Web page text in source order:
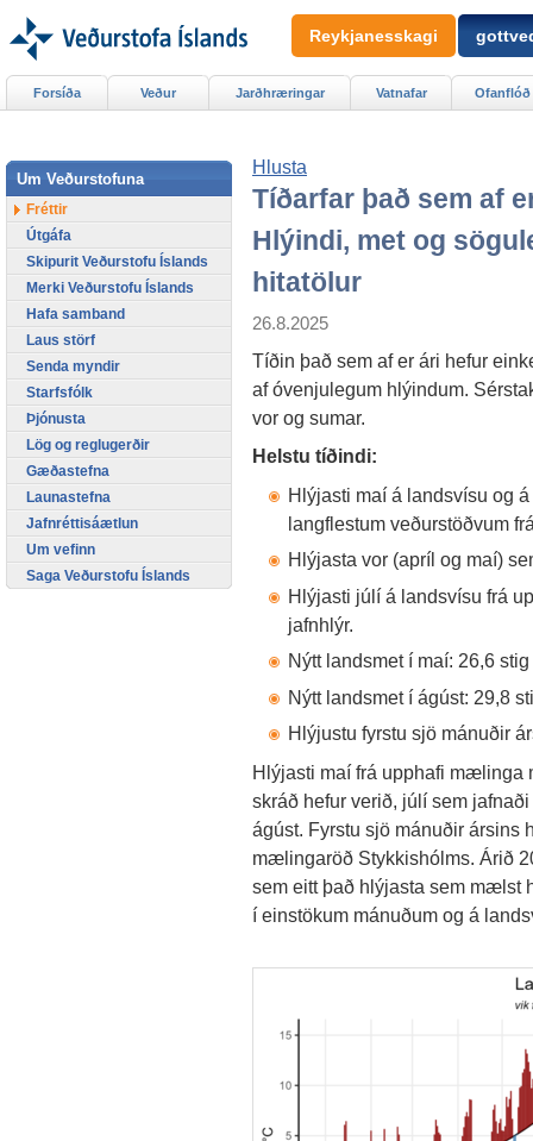
Hlusta
Tíðarfar það sem af
Hlýindi, met og
hitatölur
26.8.2025
Tíðin það sem af er ári hefur
af óvenjulegum hlýindum.
vor og sumar.
Helstu tíðindi:
Hlýjasti maí á landsvísu og á
langflestum veðurstöðvum
Hlýjasta vor (apríl og maí)
Hlýjasti júlí á landsvísu frá
jafnhlýr.
Nýtt landsmet í maí: 26,6
Nýtt landsmet í ágúst: 29,8
Hlýjustu fyrstu sjö mánuðir
Hlýjasti maí frá upphafi mælinga
skráð hefur verið, júlí sem
ágúst. Fyrstu sjö mánuðir ársins
mælingaröð Stykkishólms. Árið
sem eitt það hlýjasta sem mælst
í einstökum mánuðum og á
Forsíða Veður Jarðhræringar Vatnafar Ofanflóð
Um Veðurstofuna
Fréttir
Útgáfa
Skipurit Veðurstofu Íslands
Merki Veðurstofu Íslands
Hafa samband
Laus störf
Senda myndir
Starfsfólk
Þjónusta
Lög og reglugerðir
Gæðastefna
Launastefna
Jafnréttisáætlun
Um vefinn
Saga Veðurstofu Íslands
Reykjanesskagi